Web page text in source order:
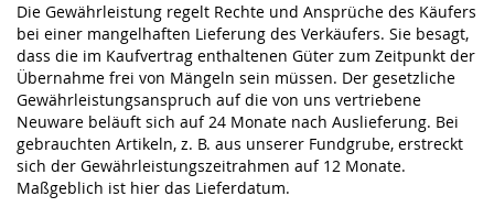
Die Gewährleistung regelt Rechte und Ansprüche des Käufers
bei einer mangelhaften Lieferung des Verkäufers. Sie besagt,
dass die im Kaufvertrag enthaltenen Güter zum Zeitpunkt der
Übernahme frei von Mängeln sein müssen. Der gesetzliche
Gewährleistungsanspruch auf die von uns vertriebene
Neuware beläuft sich auf 24 Monate nach Auslieferung. Bei
gebrauchten Artikeln, z. B. aus unserer Fundgrube, erstreckt
sich der Gewährleistungszeitrahmen auf 12 Monate.
Maßgeblich ist hier das Lieferdatum.